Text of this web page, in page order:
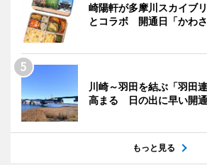
崎陽軒が多摩川スカイブ
とコラボ 開通日「かわ
川崎～羽田を結ぶ「羽田
高まる 日の出に早い開
もっと見る